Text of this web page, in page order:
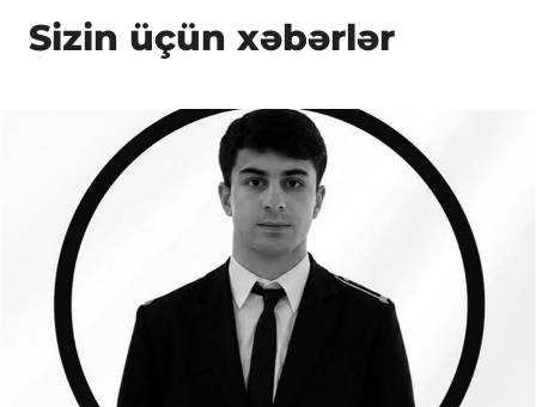
Sizin üçün xəbərlər